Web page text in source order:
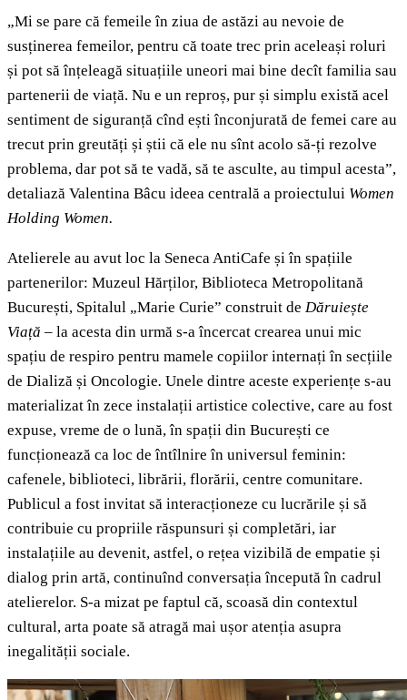
„Mi se pare că femeile în ziua de astăzi au nevoie de
susținerea femeilor, pentru că toate trec prin aceleași roluri
și pot să înțeleagă situațiile uneori mai bine decît familia sau
partenerii de viață. Nu e un reproș, pur și simplu există acel
sentiment de siguranță cînd ești înconjurată de femei care au
trecut prin greutăți și știi că ele nu sînt acolo să-ți rezolve
problema, dar pot să te vadă, să te asculte, au timpul acesta”,
detaliază Valentina Bâcu ideea centrală a proiectului Women
Holding Women.
Atelierele au avut loc la Seneca AntiCafe și în spațiile
partenerilor: Muzeul Hărților, Biblioteca Metropolitană
București, Spitalul „Marie Curie” construit de Dăruiește
Viață – la acesta din urmă s-a încercat crearea unui mic
spațiu de respiro pentru mamele copiilor internați în secțiile
de Dializă și Oncologie. Unele dintre aceste experiențe s-au
materializat în zece instalații artistice colective, care au fost
expuse, vreme de o lună, în spații din București ce
funcționează ca loc de întîlnire în universul feminin:
cafenele, biblioteci, librării, florării, centre comunitare.
Publicul a fost invitat să interacționeze cu lucrările și să
contribuie cu propriile răspunsuri și completări, iar
instalațiile au devenit, astfel, o rețea vizibilă de empatie și
dialog prin artă, continuînd conversația începută în cadrul
atelierelor. S-a mizat pe faptul că, scoasă din contextul
cultural, arta poate să atragă mai ușor atenția asupra
inegalității sociale.